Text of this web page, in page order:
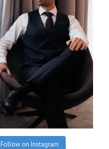
Follow on Instagram